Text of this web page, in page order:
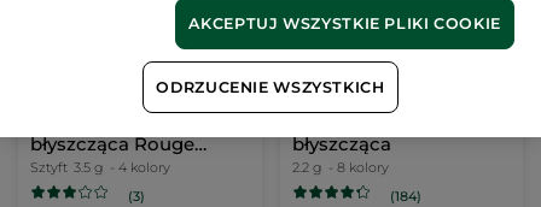
błyszcząca Rouge
Botanique 20. Rose
Sakura 3,5 g
Sztyft 3.5 g - 4 kolory
(3)
błyszcząca
2.2 g - 8 kolory
(184)
ODRZUCENIE WSZYSTKICH
AKCEPTUJ WSZYSTKIE PLIKI COOKIE